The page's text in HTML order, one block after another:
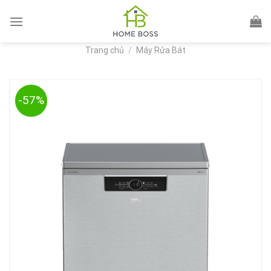
Trang chủ / Máy Rửa Bát
-57%